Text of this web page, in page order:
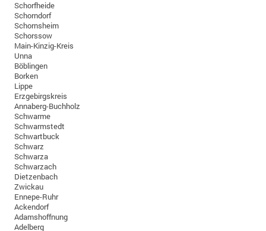
Schorfheide
Schorndorf
Schornsheim
Schorssow
Main-Kinzig-Kreis
Unna
Böblingen
Borken
Lippe
Erzgebirgskreis
Annaberg-Buchholz
Schwarme
Schwarmstedt
Schwartbuck
Schwarz
Schwarza
Schwarzach
Dietzenbach
Zwickau
Ennepe-Ruhr
Ackendorf
Adamshoffnung
Adelberg